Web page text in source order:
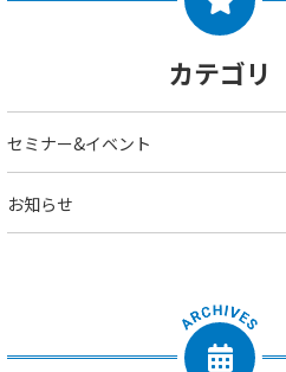
カテゴリ
セミナー&イベント
お知らせ